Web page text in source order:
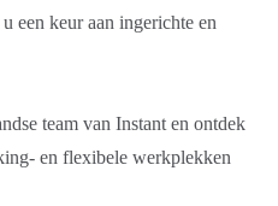
een keur aan ingerichte en
team van Instant en ontdek
en flexibele werkplekken